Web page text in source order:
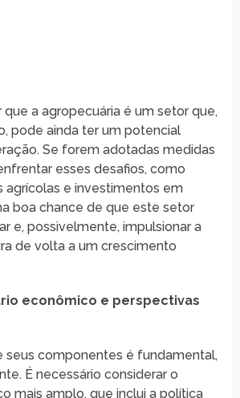
que a agropecuária é um setor que,
pode ainda ter um potencial
Se forem adotadas medidas
esses desafios, como
agrícolas e investimentos em
boa chance de que este setor
e, possivelmente, impulsionar a
de volta a um crescimento
econômico e perspectivas
seus componentes é fundamental,
É necessário considerar o
mais amplo, que inclui a política